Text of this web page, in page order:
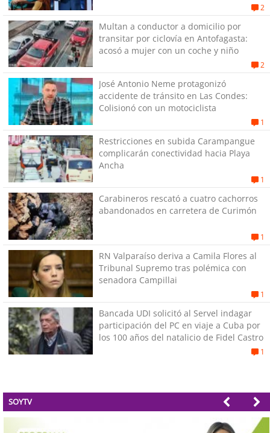
2
Multan a conductor a domicilio por
transitar por ciclovía en Antofagasta:
acosó a mujer con un coche y niño
2
José Antonio Neme protagonizó
accidente de tránsito en Las Condes:
Colisionó con un motociclista
1
Restricciones en subida Carampangue
complicarán conectividad hacia Playa
Ancha
1
Carabineros rescató a cuatro cachorros
abandonados en carretera de Curimón
1
RN Valparaíso deriva a Camila Flores al
Tribunal Supremo tras polémica con
senadora Campillai
1
Bancada UDI solicitó al Servel indagar
participación del PC en viaje a Cuba por
los 100 años del natalicio de Fidel Castro
1
SOYTV